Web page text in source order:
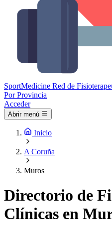
SportMedicine Red de
Por Provincia
Acceder
Abrir menú
Inicio
A Coruña
Muros
Directorio de
Clínicas en